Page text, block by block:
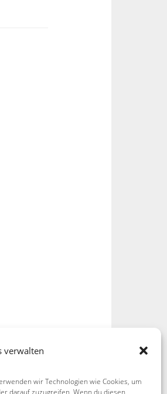
verwalten
wir Technologien wie Cookies, um
darauf zuzugreifen. Wenn du diesen